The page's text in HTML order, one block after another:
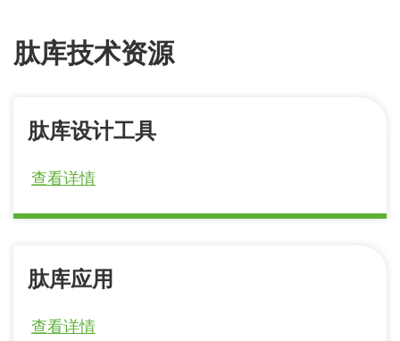
肽库技术资源
肽库设计工具
查看详情
肽库应用
查看详情